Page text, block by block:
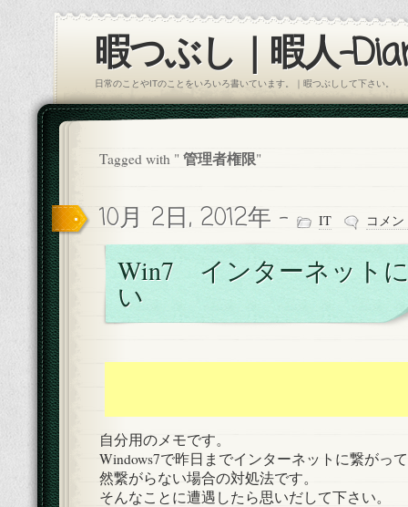
暇つぶし｜暇人-
日常のことやITのことをいろいろ書いています。｜暇つぶしして下さい。
Tagged with " 管理者権限"
10月 2日, 2012年 - IT コメ
Win7 インターネット
い
自分用のメモです。
Windows7で昨日までインターネットに繋がっ
然繋がらない場合の対処法です。
そんなことに遭遇したら思いだして下さい。